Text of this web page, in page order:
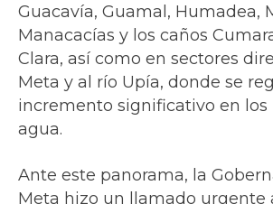
Guacavía, Guamal, Humadea,
Manacacías y los caños
Clara, así como en sectores
Meta y al río Upía, donde se
incremento significativo en los
agua.
Ante este panorama, la
Meta hizo un llamado urgente